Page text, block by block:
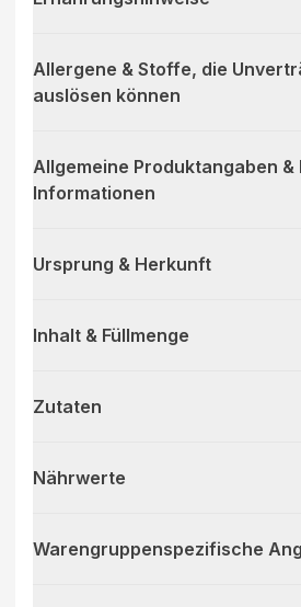
Allergene & Stoffe, die
auslösen können
Allgemeine Produktangaben &
Informationen
Ursprung & Herkunft
Inhalt & Füllmenge
Zutaten
Nährwerte
Warengruppenspezifische